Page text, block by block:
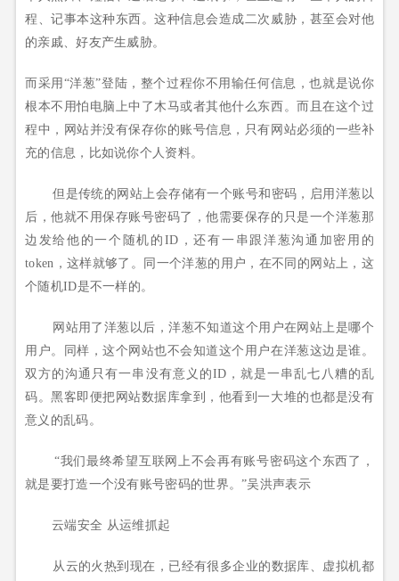
程、记事本这种东西。这种信息会造成二次威胁，甚至会对他
的亲戚、好友产生威胁。
而采用“洋葱”登陆，整个过程你不用输任何信息，也就是说你
根本不用怕电脑上中了木马或者其他什么东西。而且在这个过
程中，网站并没有保存你的账号信息，只有网站必须的一些补
充的信息，比如说你个人资料。
但是传统的网站上会存储有一个账号和密码，启用洋葱以
后，他就不用保存账号密码了，他需要保存的只是一个洋葱那
边发给他的一个随机的ID，还有一串跟洋葱沟通加密用的
token，这样就够了。同一个洋葱的用户，在不同的网站上，这
个随机ID是不一样的。
网站用了洋葱以后，洋葱不知道这个用户在网站上是哪个
用户。同样，这个网站也不会知道这个用户在洋葱这边是谁。
双方的沟通只有一串没有意义的ID，就是一串乱七八糟的乱
码。黑客即便把网站数据库拿到，他看到一大堆的也都是没有
意义的乱码。
“我们最终希望互联网上不会再有账号密码这个东西了，
就是要打造一个没有账号密码的世界。”吴洪声表示
云端安全 从运维抓起
从云的火热到现在，已经有很多企业的数据库、虚拟机都